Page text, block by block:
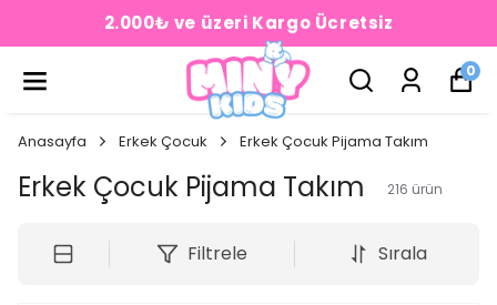
2.000₺ ve üzeri Kargo Ücretsiz
0
Anasayfa Erkek Çocuk Erkek Çocuk Pijama Takım
Erkek Çocuk Pijama Takım 216 ürün
Filtrele Sırala